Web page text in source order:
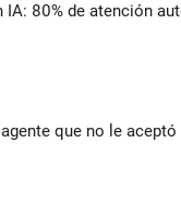
80% de atención
que no le